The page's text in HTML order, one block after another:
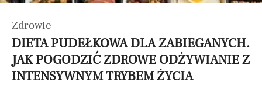
Zdrowie
DIETA PUDEŁKOWA DLA ZABIEGANYCH.
JAK POGODZIĆ ZDROWE ODŻYWIANIE Z
INTENSYWNYM TRYBEM ŻYCIA